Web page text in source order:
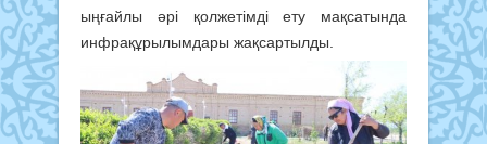
ыңғайлы әрі қолжетімді ету мақсатында
инфрақұрылымдары жақсартылды.